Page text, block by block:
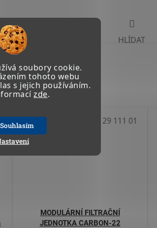
soubory cookie.
tohoto webu
s jejich používáním.
zde.
Souhlasím
TISK HLÍDAT
MODULÁRNÍ FILTRAČNÍ
JEDNOTKA CARBON-22
29 111 01